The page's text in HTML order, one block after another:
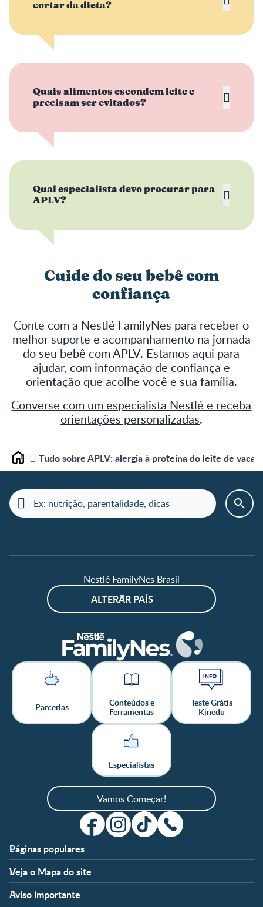
cortar da dieta?
Quais alimentos escondem leite e
precisam ser evitados?
Qual especialista devo procurar para
APLV?
Cuide do seu bebê com
confiança
Conte com a Nestlé FamilyNes para receber o
melhor suporte e acompanhamento na jornada
do seu bebê com APLV. Estamos aqui para
ajudar, com informação de confiança e
orientação que acolhe você e sua família.
Converse com um especialista Nestlé e receba
orientações personalizadas.
Home Tudo sobre APLV: alergia à proteína do leite de vaca
Nestlé FamilyNes Brasil
ALTERAR PAÍS
Parcerias
Conteúdos e
Ferramentas
Teste Grátis
Kinedu
Especialistas
Vamos Começar!
Páginas populares
Apoio
FAQ
Nossos Artigos
Clube
Veja o Mapa do site
Fases
Pré-Concepção
Temas
Aviso importante